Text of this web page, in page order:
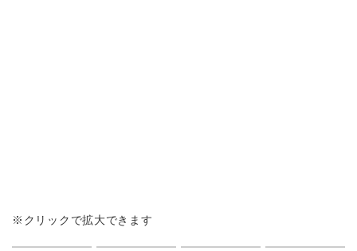
※クリックで拡大できます